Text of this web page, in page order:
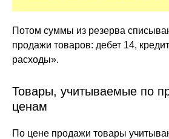
Потом суммы из резерва
продажи товаров: дебет 14,
расходы».
Товары, учитываемые по
ценам
По цене продажи товары